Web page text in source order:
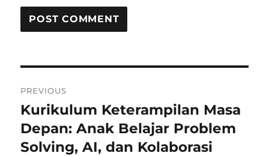
navigation
PREVIOUS
Previous
post:
Kurikulum Keterampilan Masa
Depan: Anak Belajar Problem
Solving, AI, dan Kolaborasi